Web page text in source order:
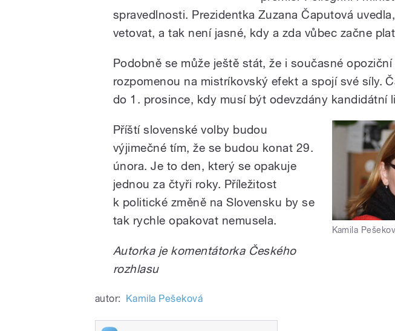
spravedlnosti. Prezidentka Zuzana Čaputová
vetovat, a tak není jasné, kdy a zda vůbec začne
Podobně se může ještě stát, že i současné
rozpomenou na mistríkovský efekt a spojí své síly.
do 1. prosince, kdy musí být odevzdány kandidátní
Kamila
Příští slovenské volby budou
výjimečné tím, že se budou konat 29.
února. Je to den, který se opakuje
jednou za čtyři roky. Příležitost
k politické změně na Slovensku by se
tak rychle opakovat nemusela.
Autorka je komentátorka Českého
rozhlasu
autor: Kamila Pešeková